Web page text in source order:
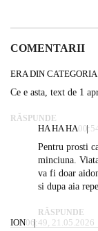
COMENTARII
ERA DIN
Ce e asta, text de 1
RĂSPUNDE
HA HA HA
Pentru prosti
minciuna.
va fi doar
si dupa aia
RĂSPUNDE
ION06:49, 21.05.2026